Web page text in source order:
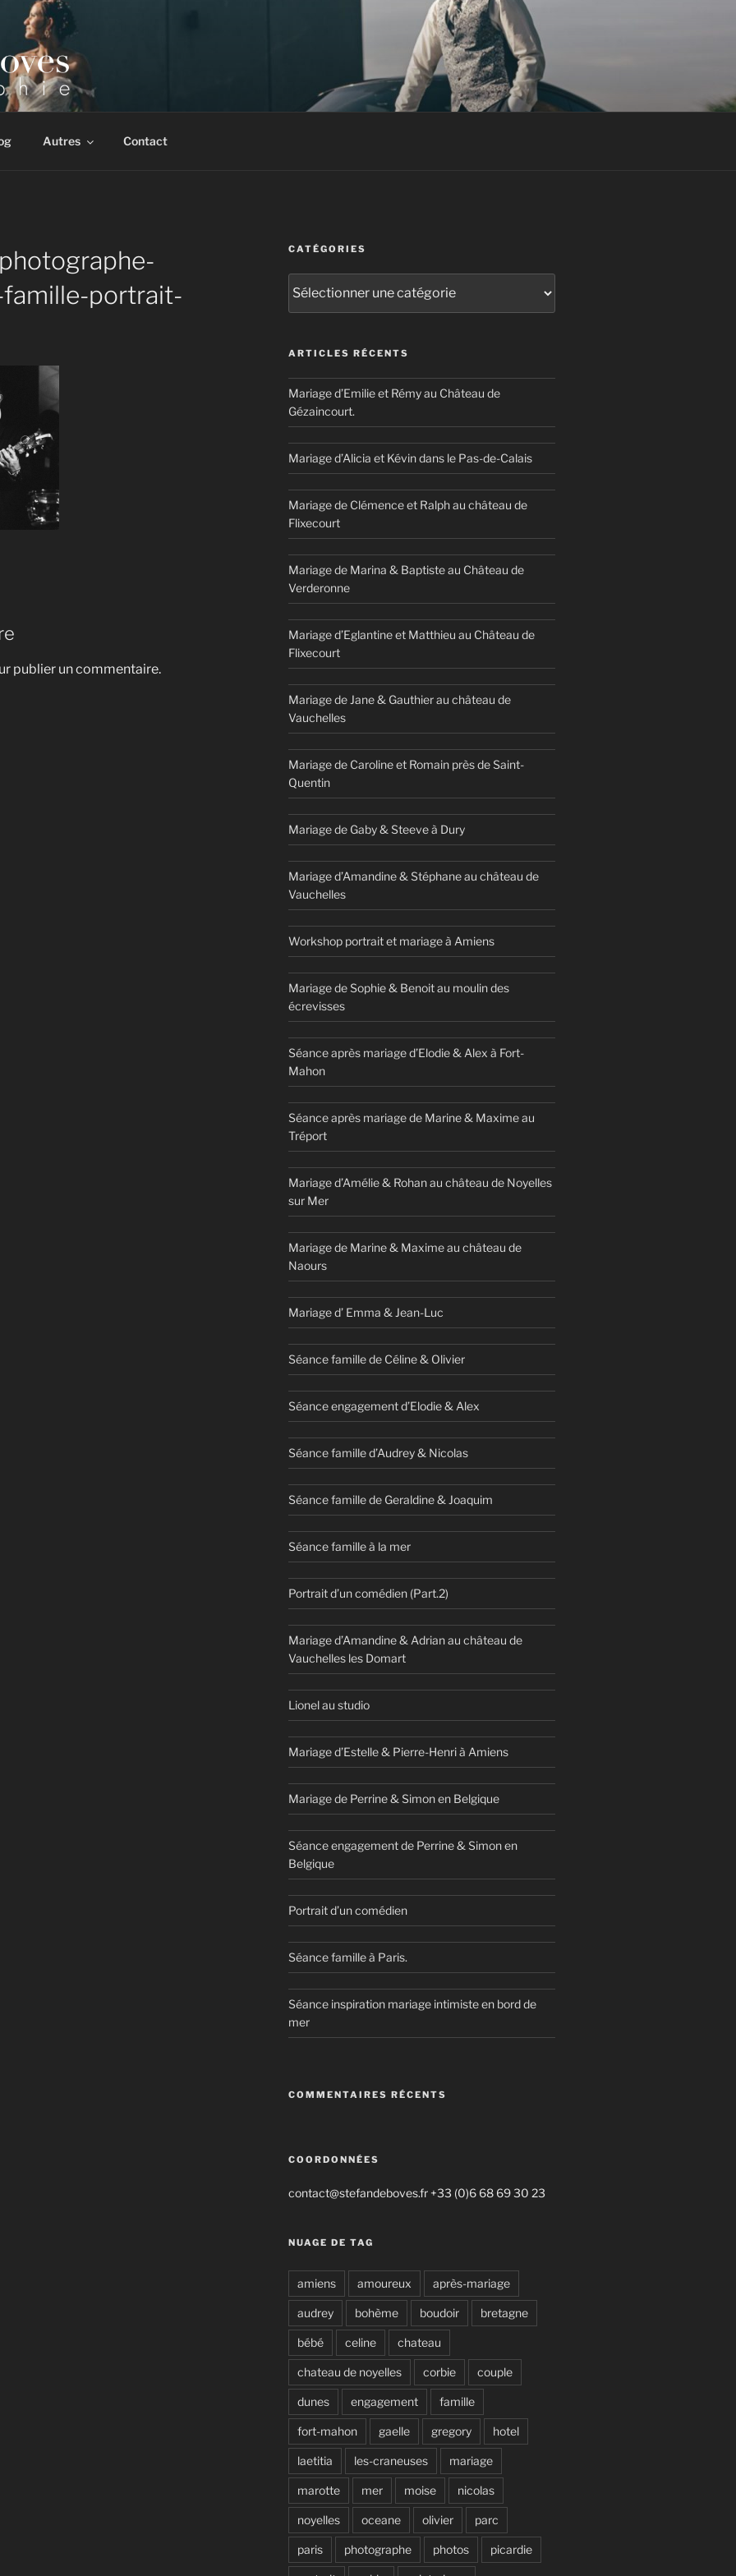
Autres Contact
portrait-
publier un commentaire.
CATÉGORIES
ARTICLES RÉCENTS
Mariage d’Emilie et Rémy au Château de
Gézaincourt.
Mariage d’Alicia et Kévin dans le Pas-de-Calais
Mariage de Clémence et Ralph au château de
Flixecourt
Mariage de Marina & Baptiste au Château de
Verderonne
Mariage d’Eglantine et Matthieu au Château de
Flixecourt
Mariage de Jane & Gauthier au château de
Vauchelles
Mariage de Caroline et Romain près de Saint-
Quentin
Mariage de Gaby & Steeve à Dury
Mariage d’Amandine & Stéphane au château de
Vauchelles
Workshop portrait et mariage à Amiens
Mariage de Sophie & Benoit au moulin des
écrevisses
Séance après mariage d’Elodie & Alex à Fort-
Mahon
Séance après mariage de Marine & Maxime au
Tréport
Mariage d’Amélie & Rohan au château de Noyelles
sur Mer
Mariage de Marine & Maxime au château de
Naours
Mariage d’ Emma & Jean-Luc
Séance famille de Céline & Olivier
Séance engagement d’Elodie & Alex
Séance famille d’Audrey & Nicolas
Séance famille de Geraldine & Joaquim
Séance famille à la mer
Portrait d’un comédien (Part.2)
Mariage d’Amandine & Adrian au château de
Vauchelles les Domart
Lionel au studio
Mariage d’Estelle & Pierre-Henri à Amiens
Mariage de Perrine & Simon en Belgique
Séance engagement de Perrine & Simon en
Belgique
Portrait d’un comédien
Séance famille à Paris.
Séance inspiration mariage intimiste en bord de
mer
COMMENTAIRES RÉCENTS
COORDONNÉES
contact@stefandeboves.fr +33 (0)6 68 69 30 23
NUAGE DE TAG
amiens amoureux après-mariage
audrey bohème boudoir bretagne
bébé celine chateau
chateau de noyelles corbie couple
dunes engagement famille
fort-mahon gaelle gregory hotel
laetitia les-craneuses mariage
marotte mer moise nicolas
noyelles oceane olivier parc
paris photographe photos picardie